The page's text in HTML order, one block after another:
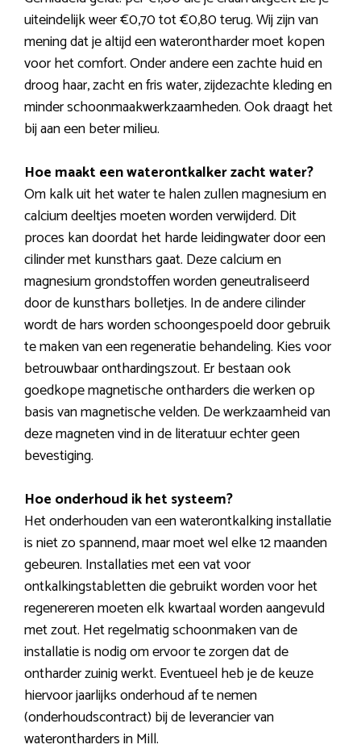
uiteindelijk weer €0,70 tot €0,80 terug. Wij zijn van
mening dat je altijd een waterontharder moet kopen
voor het comfort. Onder andere een zachte huid en
droog haar, zacht en fris water, zijdezachte kleding en
minder schoonmaakwerkzaamheden. Ook draagt het
bij aan een beter milieu.
Hoe maakt een waterontkalker zacht water?
Om kalk uit het water te halen zullen magnesium en
calcium deeltjes moeten worden verwijderd. Dit
proces kan doordat het harde leidingwater door een
cilinder met kunsthars gaat. Deze calcium en
magnesium grondstoffen worden geneutraliseerd
door de kunsthars bolletjes. In de andere cilinder
wordt de hars worden schoongespoeld door gebruik
te maken van een regeneratie behandeling. Kies voor
betrouwbaar onthardingszout. Er bestaan ook
goedkope magnetische ontharders die werken op
basis van magnetische velden. De werkzaamheid van
deze magneten vind in de literatuur echter geen
bevestiging.
Hoe onderhoud ik het systeem?
Het onderhouden van een waterontkalking installatie
is niet zo spannend, maar moet wel elke 12 maanden
gebeuren. Installaties met een vat voor
ontkalkingstabletten die gebruikt worden voor het
regenereren moeten elk kwartaal worden aangevuld
met zout. Het regelmatig schoonmaken van de
installatie is nodig om ervoor te zorgen dat de
ontharder zuinig werkt. Eventueel heb je de keuze
hiervoor jaarlijks onderhoud af te nemen
(onderhoudscontract) bij de leverancier van
waterontharders in Mill.